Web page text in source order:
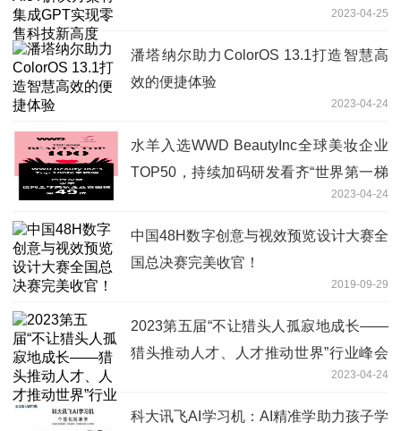
2023-04-25
潘塔纳尔助力ColorOS 13.1打造智慧高
效的便捷体验
2023-04-24
水羊入选WWD BeautyInc全球美妆企业
TOP50，持续加码研发看齐“世界第一梯
2023-04-24
中国48H数字创意与视效预览设计大赛全
国总决赛完美收官！
2019-09-29
2023第五届“不让猎头人孤寂地成长——
猎头推动人才、人才推动世界”行业峰会
2023-04-24
科大讯飞AI学习机：AI精准学助力孩子学